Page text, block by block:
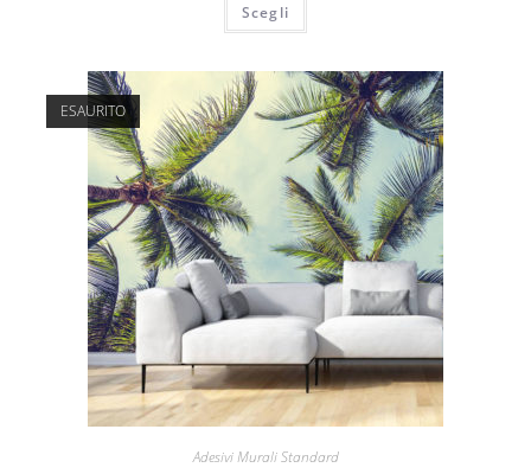
Scegli
ESAURITO
Adesivi Murali Standard